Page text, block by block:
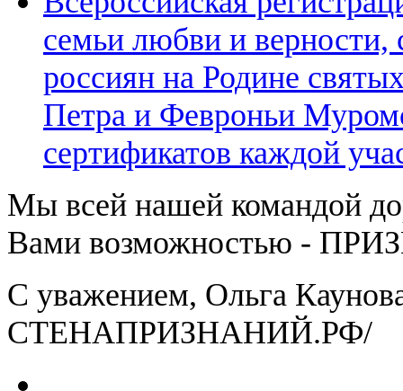
семьи любви и верности,
россиян на Родине
Петра и Февроньи
сертификатов каждой
Мы всей нашей командой
Вами возможностью -
С уважением, Ольга
СТЕНАПРИЗНАНИЙ.РФ/